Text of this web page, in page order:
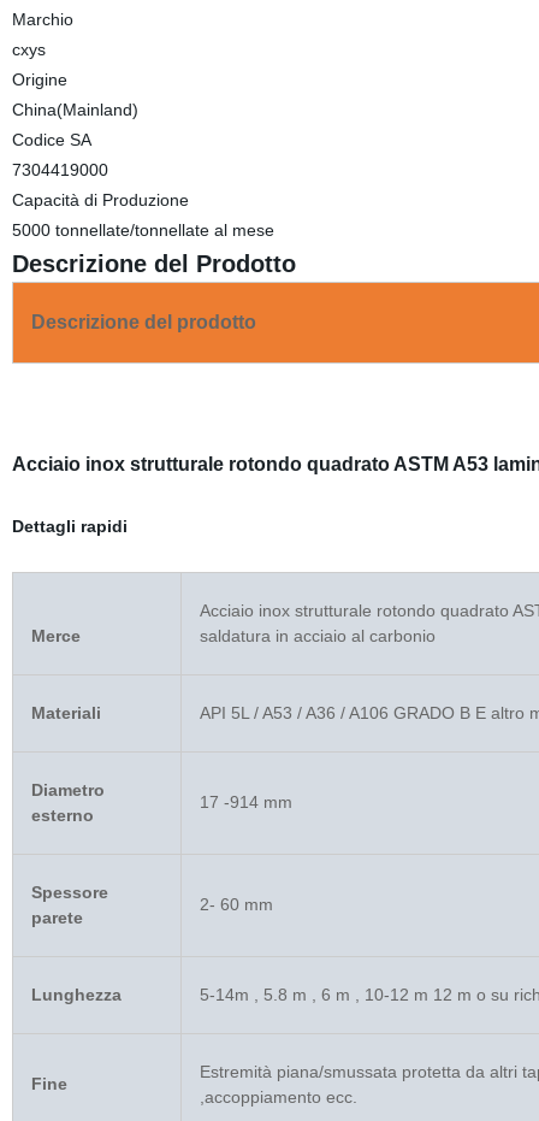
Marchio
cxys
Origine
China(Mainland)
Codice SA
7304419000
Capacità di Produzione
5000 tonnellate/tonnellate al mese
Descrizione del Prodotto
Descrizione del prodotto
Acciaio inox strutturale rotondo quadrato ASTM A53
Dettagli rapidi
Merce
Acciaio inox strutturale rotondo quadrato
saldatura in acciaio al carbonio
Materiali API 5L / A53 / A36 / A106 GRADO B E altro
Diametro
esterno
17 -914 mm
Spessore
parete
2- 60 mm
Lunghezza 5-14m , 5.8 m , 6 m , 10-12 m 12 m o su
Fine
Estremità piana/smussata protetta da altri
,accoppiamento ecc.